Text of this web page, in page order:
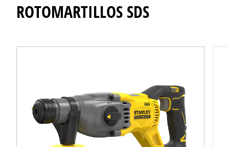
ROTOMARTILLOS SDS